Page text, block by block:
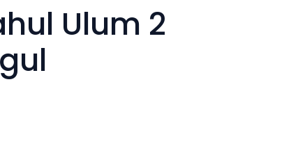
Ulum 2